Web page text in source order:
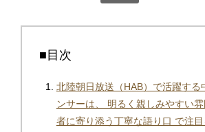
■目次
北陸朝日放送（HAB）で活躍する
ンサーは、 明るく親しみやすい
者に寄り添う丁寧な語り口 で注